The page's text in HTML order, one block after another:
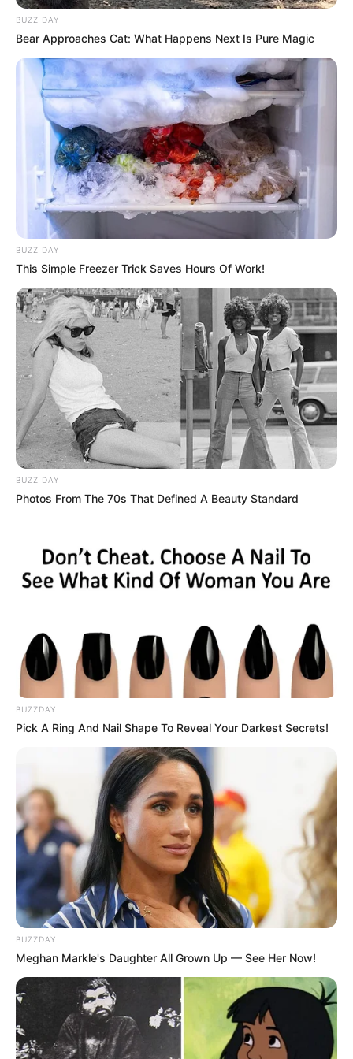
Une priorité logique avec 1 READLY LAVEC,
devant 2 HORS BORD et 7 GAMIN DES ISLES
D’abord,1 READLY LAVEC revient en France après une
rentrée victorieuse en Scandinavie. De plus, il possède
déjà des références convaincantes sur cette piste
d’Enghien. Pieds nus et bien placé derrière l’autostart, il
réunit ainsi de nombreux arguments pour jouer un
premier rôle.
derrière la voiture. Certes, son entourage vise
Toutefois, sa situation au départ ainsi que sa pointe de
vitesse finale imposent une certaine méfiance.
régularité depuis le début de l’année. Même si son numéro
n’est pas idéal sur cet anneau, une course suffisamment
sélective servirait parfaitement ses intérêts dans la phase
finale.
3 KINGSLAYER PELLINI et 8 JACOMO BELLO
disposent d’atouts sérieux
3 KINGSLAYER PELLINItraverse actuellement une
période particulièrement favorable. En effet, il se montre
irréprochable, découvre un engagement intéressant et
bénéficie d’un excellent numéro. Dès lors, un parcours
limpide pourrait lui permettre de terminer sur le podium.
De son côté,8 JACOMO BELLO reste sur un succès
convaincant obtenu sur cette piste. Toutefois, son numéro
tout en dehors complique nettement sa mission.
compétitivité à ce niveau demeure incontestable.
5 JOUR DE FÊTE et 10 MAX OCCAGNES visent
encore les bonnes places
BUZZ DAY
Bear Approaches Cat: What Happens Next Is Pure Magic
BUZZ DAY
This Simple Freezer Trick Saves Hours Of Work!
BUZZ DAY
Photos From The 70s That Defined A Beauty Standard
BUZZDAY
Pick A Ring And Nail Shape To Reveal Your Darkest Secrets!
BUZZDAY
Meghan Markle's Daughter All Grown Up — See Her Now!